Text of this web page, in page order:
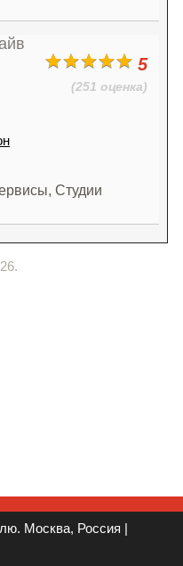
5
(251 оценка)
Студии
Москва, Россия |